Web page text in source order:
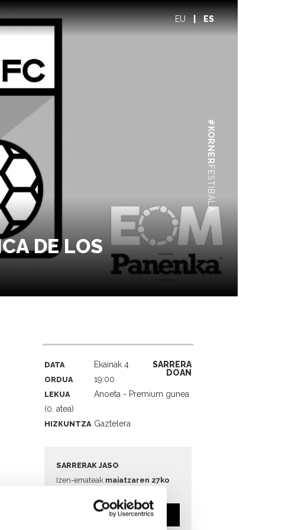
EU | ES
#KORNER
FESTIBALA
DE LOS
DATA Ekainak 4
ORDUA 19:00
LEKUA
Anoeta - Premium gunea
(0. atea)
HIZKUNTZAGaztelera
SARRERA
DOAN
SARRERAK JASO
Izen-emateak maiatzaren 27ko
EDUKIERA BETETA